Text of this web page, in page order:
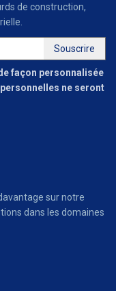
de construction,
façon personnalisée
ne seront
sur notre
dans les domaines